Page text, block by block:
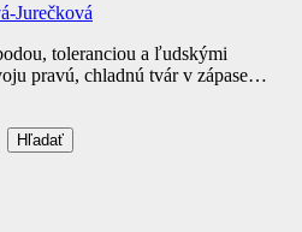
Jurečková
toleranciou a ľudskými
pravú, chladnú tvár v zápase…
Hľadať